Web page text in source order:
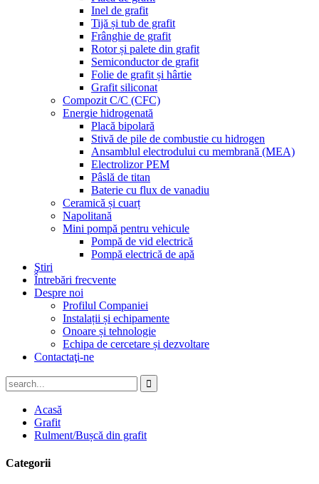
Inel de grafit
Tijă și tub de grafit
Frânghie de grafit
Rotor și palete din grafit
Semiconductor de grafit
Folie de grafit și hârtie
Grafit siliconat
Compozit C/C (CFC)
Energie hidrogenată
Placă bipolară
Stivă de pile de combustie cu hidrogen
Ansamblul electrodului cu membrană (MEA)
Electrolizor PEM
Pâslă de titan
Baterie cu flux de vanadiu
Ceramică și cuarț
Napolitană
Mini pompă pentru vehicule
Pompă de vid electrică
Pompă electrică de apă
Ştiri
Întrebări frecvente
Despre noi
Profilul Companiei
Instalații și echipamente
Onoare și tehnologie
Echipa de cercetare și dezvoltare
Contactaţi-ne
Acasă
Grafit
Rulment/Bușcă din grafit
Categorii